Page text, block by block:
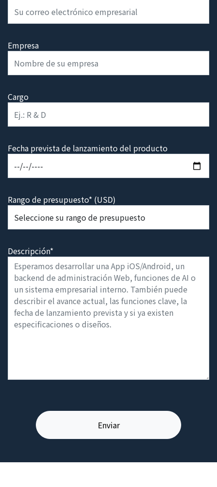
Empresa
Cargo
Fecha prevista de lanzamiento del producto
Rango de presupuesto* (USD)
Descripción*